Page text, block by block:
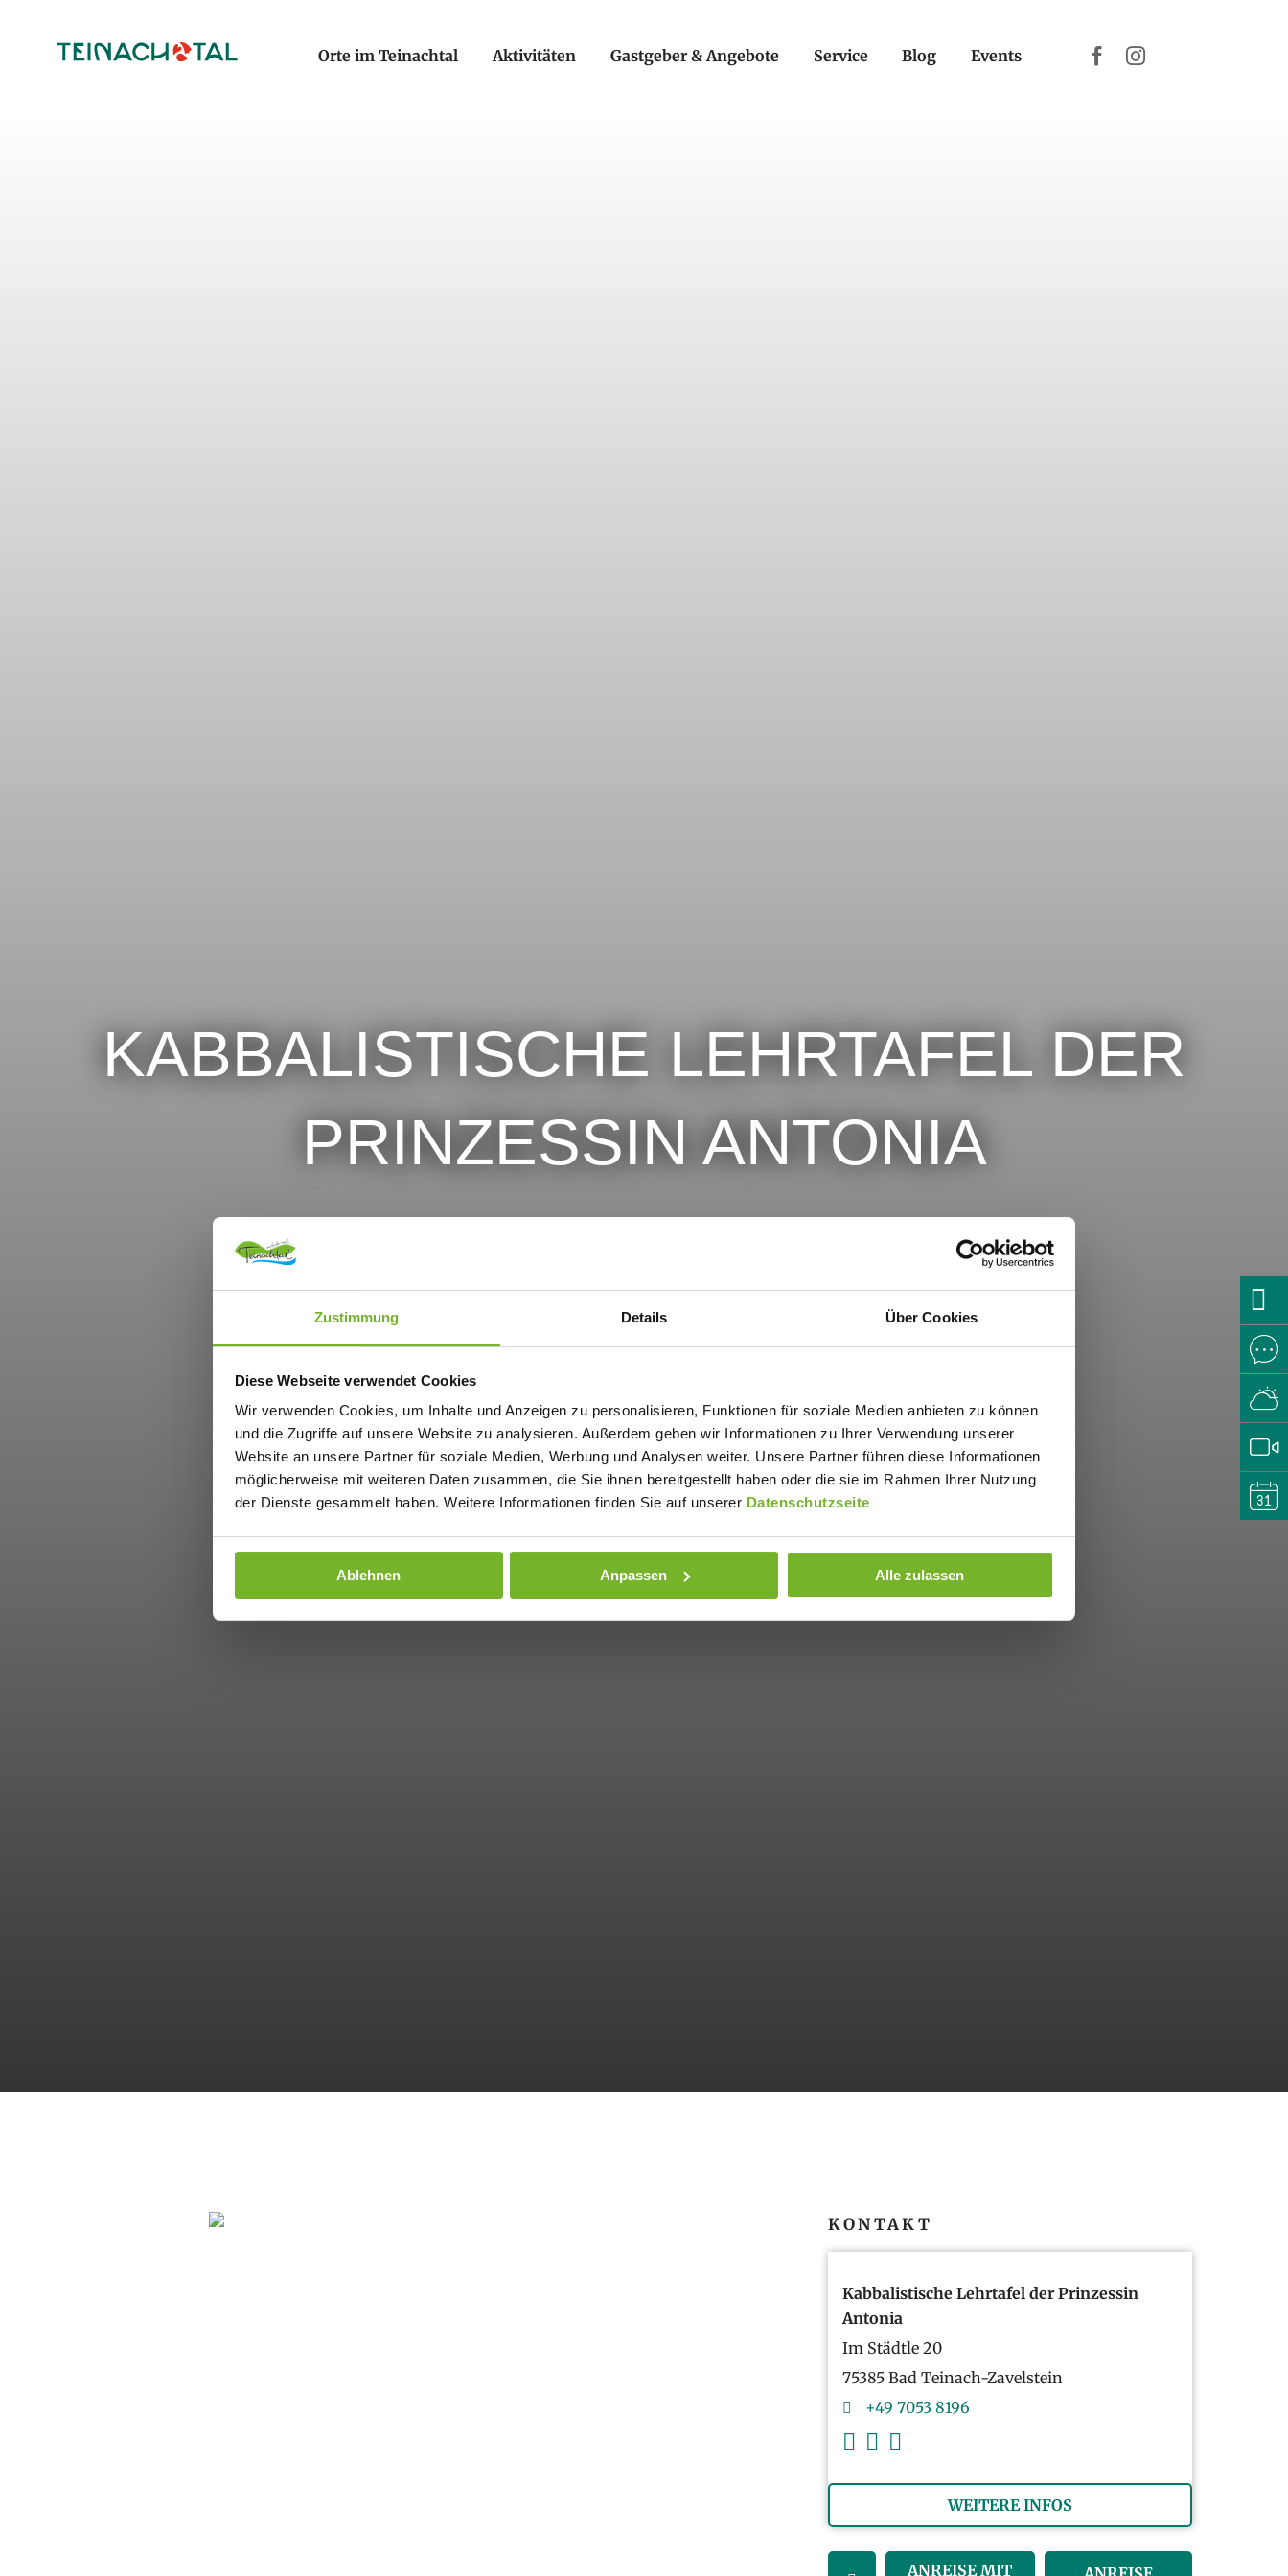
Zustimmung Details Über Cookies
Diese Webseite verwendet Cookies
Wir verwenden Cookies, um Inhalte und Anzeigen zu personalisieren, Funktionen für soziale Medien anbieten zu können
und die Zugriffe auf unsere Website zu analysieren. Außerdem geben wir Informationen zu Ihrer Verwendung unserer
Website an unsere Partner für soziale Medien, Werbung und Analysen weiter. Unsere Partner führen diese Informationen
möglicherweise mit weiteren Daten zusammen, die Sie ihnen bereitgestellt haben oder die sie im Rahmen Ihrer Nutzung
der Dienste gesammelt haben. Weitere Informationen finden Sie auf unserer Datenschutzseite
Ablehnen Anpassen Alle zulassen
Orte im Teinachtal Aktivitäten Gastgeber & Angebote Service Blog Events
KABBALISTISCHE LEHRTAFEL DER
PRINZESSIN ANTONIA
KONTAKT
Kabbalistische Lehrtafel der Prinzessin
Antonia
Im Städtle 20
75385 Bad Teinach-Zavelstein
+49 7053 8196
WEITERE INFOS
ANREISE MIT